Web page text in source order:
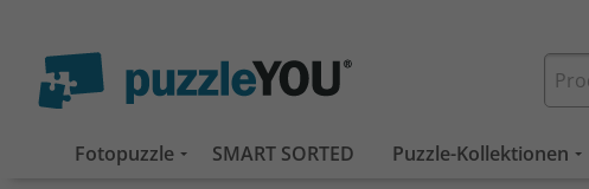
Fotopuzzle SMART SORTED Puzzle-Kollektionen